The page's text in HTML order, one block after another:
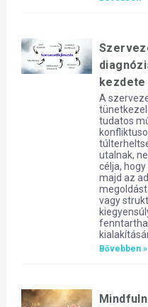
kezdete
A
tudatos
utalnak,
célja,
majd az
vagy
Bővebben »